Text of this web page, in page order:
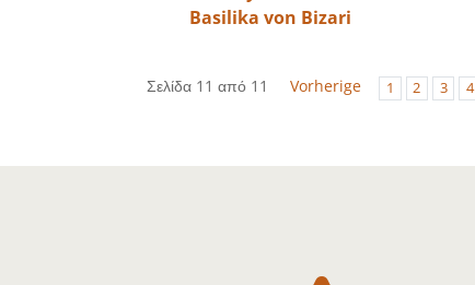
Basilika von Bizari
Σελίδα 11 από 11 Vorherige 1 2 3 4